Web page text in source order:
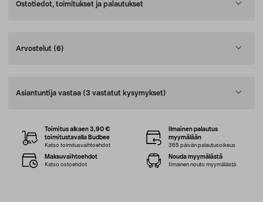
Ostotiedot, toimitukset ja palautukset
Arvostelut (6)
Asiantuntija vastaa (3 vastatut kysymykset)
Toimitus alkaen 3,90 €
toimitustavalla Budbee
Katso toimitusvaihtoehdot
Ilmainen palautus
myymälään
365 päivän palautusoikeus
Maksuvaihtoehdot
Katso ostoehdot
Nouda myymälästä
Ilmainen nouto myymälästä